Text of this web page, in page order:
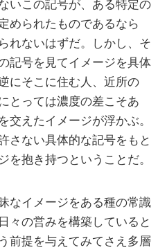
いこの記号が、ある特定の
められたものであるなら
れないはずだ。しかし、そ
記号を見てイメージを具体
にそこに住む人、近所の
とっては濃度の差こそあ
交えたイメージが浮かぶ。
さない具体的な記号をもと
を抱き持つということだ。
なイメージをある種の常識
々の営みを構築していると
前提を与えてみてさえ多層